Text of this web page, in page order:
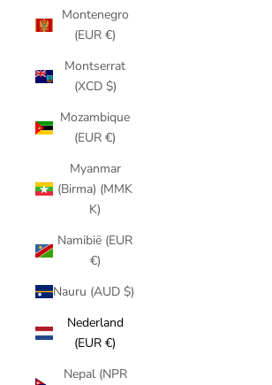
Montenegro
(EUR €)
Montserrat
(XCD $)
Mozambique
(EUR €)
Myanmar
(Birma) (MMK
K)
Namibië (EUR
€)
Nauru (AUD $)
Nederland
(EUR €)
Nepal (NPR